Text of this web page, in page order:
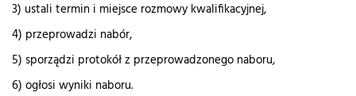
3) ustali termin i miejsce rozmowy kwalifikacyjnej,
4) przeprowadzi nabór,
5) sporządzi protokół z przeprowadzonego naboru,
6) ogłosi wyniki naboru.